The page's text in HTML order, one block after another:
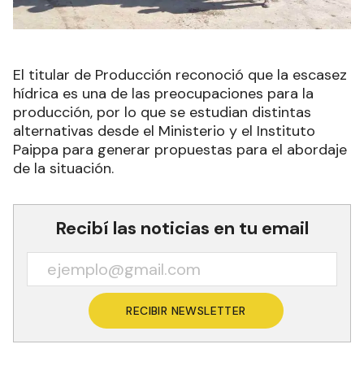
El titular de Producción reconoció que la escasez
hídrica es una de las preocupaciones para la
producción, por lo que se estudian distintas
alternativas desde el Ministerio y el Instituto
Paippa para generar propuestas para el abordaje
de la situación.
Recibí las noticias en tu email
RECIBIR NEWSLETTER